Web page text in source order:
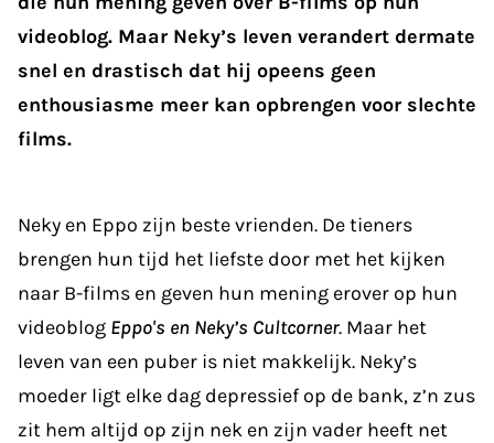
videoblog. Maar Neky’s leven verandert dermate
snel en drastisch dat hij opeens geen
enthousiasme meer kan opbrengen voor slechte
films.
Neky en Eppo zijn beste vrienden. De tieners
brengen hun tijd het liefste door met het kijken
naar B-films en geven hun mening erover op hun
videoblog Eppo's en Neky’s Cultcorner. Maar het
leven van een puber is niet makkelijk. Neky’s
moeder ligt elke dag depressief op de bank, z’n zus
zit hem altijd op zijn nek en zijn vader heeft net